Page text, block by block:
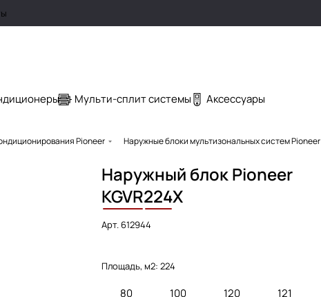
Мульти-сплит системы Аксессуары
Pioneer Наружные блоки мультизональных систем Pioneer
Наружный блок Pioneer
KGVR224X
Арт.612944
Площадь, м2:224
80 100 120 121